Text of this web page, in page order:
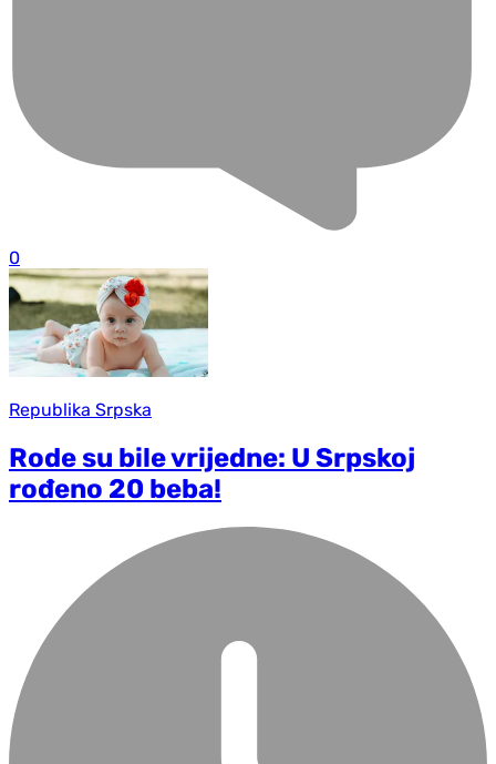
0
Republika Srpska
Rode su bile vrijedne: U Srpskoj
rođeno 20 beba!